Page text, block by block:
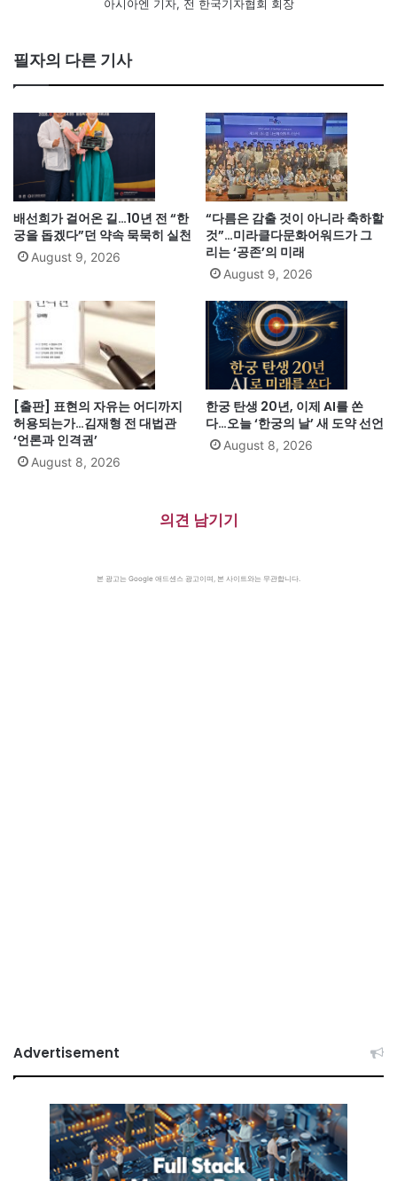
아시아엔 기자, 전 한국기자협회 회장
필자의 다른 기사
배선희가 걸어온 길…10년 전 “한
궁을 돕겠다”던 약속 묵묵히 실천
August 9, 2026
“다름은 감출 것이 아니라 축하할
것”…미라클다문화어워드가 그
리는 ‘공존’의 미래
August 9, 2026
[출판] 표현의 자유는 어디까지
허용되는가…김재형 전 대법관
‘언론과 인격권’
August 8, 2026
한궁 탄생 20년, 이제 AI를 쏜
다…오늘 ‘한궁의 날’ 새 도약 선언
August 8, 2026
의견 남기기
본 광고는 Google 애드센스 광고이며, 본 사이트와는 무관합니다.
Advertisement